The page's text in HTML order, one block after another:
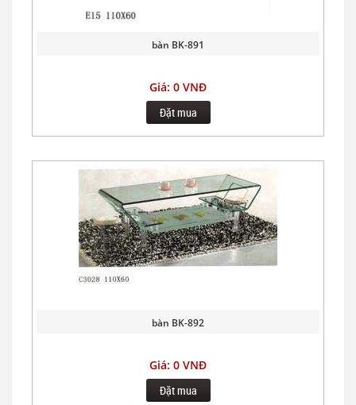
bàn BK-891
Giá: 0 VNĐ
Đặt mua
bàn BK-892
Giá: 0 VNĐ
Đặt mua